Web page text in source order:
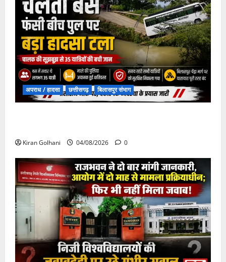
अपराध / हादसा छत्तीसगढ़ बिलासपुर संभाग
Kiran Golhani 04/08/2026 0